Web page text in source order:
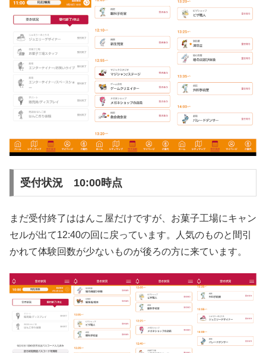
受付状況 10:00時点
まだ受付終了ははんこ屋だけですが、お菓子工場にキャン
セルが出て12:40の回に戻っています。人気のものと間引
かれて体験回数が少ないものが後ろの方に来ています。